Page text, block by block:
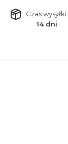
Czas wysyłki:
14 dni